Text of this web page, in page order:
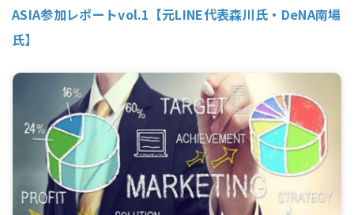
ASIA参加レポートvol.1【元LINE代表森川氏・DeNA南場
氏】